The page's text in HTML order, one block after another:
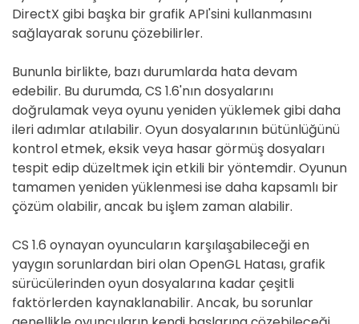
DirectX gibi başka bir grafik API'sini kullanmasını
sağlayarak sorunu çözebilirler.
Bununla birlikte, bazı durumlarda hata devam
edebilir. Bu durumda, CS 1.6'nın dosyalarını
doğrulamak veya oyunu yeniden yüklemek gibi daha
ileri adımlar atılabilir. Oyun dosyalarının bütünlüğünü
kontrol etmek, eksik veya hasar görmüş dosyaları
tespit edip düzeltmek için etkili bir yöntemdir. Oyunun
tamamen yeniden yüklenmesi ise daha kapsamlı bir
çözüm olabilir, ancak bu işlem zaman alabilir.
CS 1.6 oynayan oyuncuların karşılaşabileceği en
yaygın sorunlardan biri olan OpenGL Hatası, grafik
sürücülerinden oyun dosyalarına kadar çeşitli
faktörlerden kaynaklanabilir. Ancak, bu sorunlar